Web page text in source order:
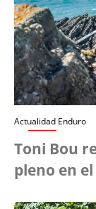
Actualidad Enduro
Toni Bou
pleno en